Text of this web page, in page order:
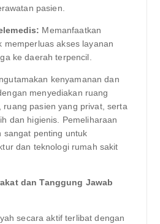
pasien.
Memanfaatkan
memperluas akses layanan
ke daerah terpencil.
kenyamanan dan
menyediakan ruang
ruang pasien yang privat, serta
dan higienis. Pemeliharaan
sangat penting untuk
dan teknologi rumah sakit
dan Tanggung Jawab
secara aktif terlibat dengan